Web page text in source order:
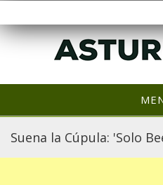
Suena la Cúpula: 'Solo